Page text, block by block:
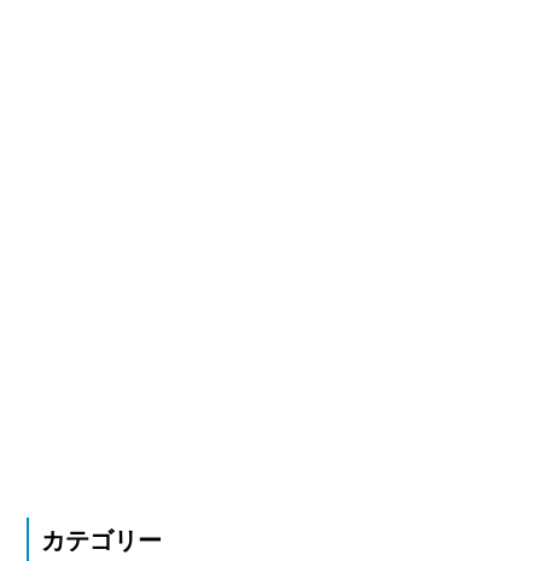
カテゴリー